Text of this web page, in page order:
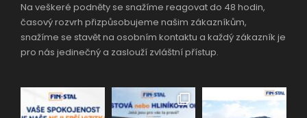
Na veškeré podněty se snažíme reagovat do 48 hodin,
časový rozvrh přizpůsobujeme našim zákazníkům,
snažíme se stavět na osobním kontaktu a každý zákazník je
pro nás jedinečný a zaslouží zvláštní přístup.